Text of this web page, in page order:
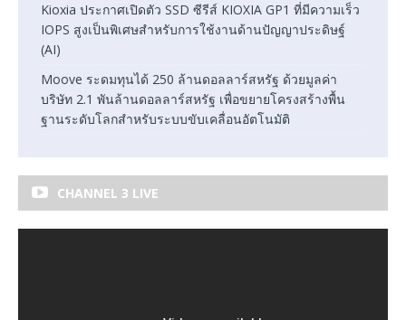
Kioxia ประกาศเปิดตัว SSD ซีรีส์ KIOXIA GP1 ที่มีความเร็ว
IOPS สูงเป็นพิเศษสำหรับการใช้งานด้านปัญญาประดิษฐ์
(AI)
Moove ระดมทุนได้ 250 ล้านดอลลาร์สหรัฐ ด้วยมูลค่า
บริษัท 2.1 พันล้านดอลลาร์สหรัฐ เพื่อขยายโครงสร้างพื้น
ฐานระดับโลกสำหรับระบบขับเคลื่อนอัตโนมัติ
CHANNEL 3 LIVE